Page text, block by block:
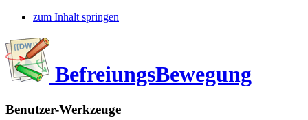
zum Inhalt springen
BefreiungsBewegung
Benutzer-Werkzeuge